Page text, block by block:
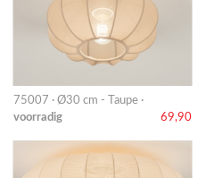
75007 · Ø30 cm - Taupe ·
voorradig
69,90